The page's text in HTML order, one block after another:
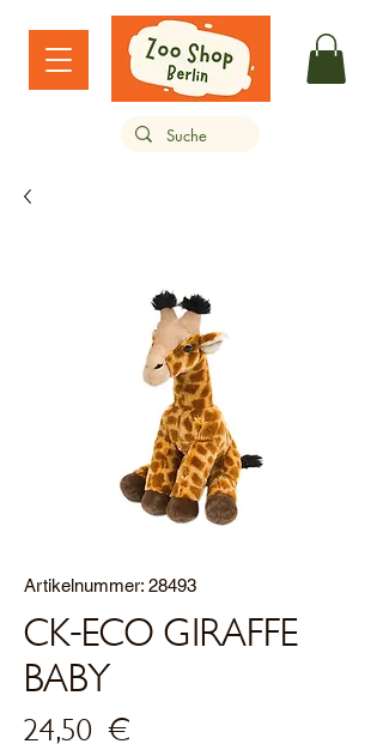
Artikelnummer: 28493
CK-ECO GIRAFFE
BABY
24,50 €Preis